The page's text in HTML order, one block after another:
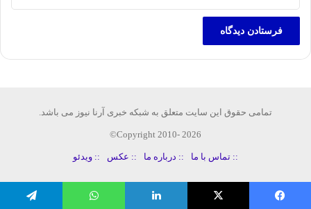
تمامی حقوق این سایت متعلق به شبکه خبری آرنا نیوز می باشد.
Copyright 2010- 2026©
:: تماس با ما :: درباره ما :: عکس :: ویدئو